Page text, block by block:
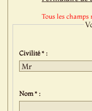
Tous les
Civilité * :
Nom * :